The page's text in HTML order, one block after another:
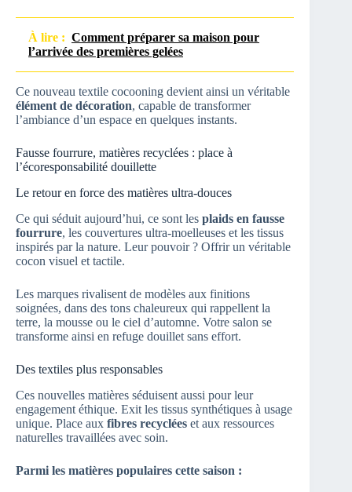
À lire : Comment préparer sa maison pour
l’arrivée des premières gelées
Ce nouveau textile cocooning devient ainsi un véritable
élément de décoration, capable de transformer
l’ambiance d’un espace en quelques instants.
Fausse fourrure, matières recyclées : place à
l’écoresponsabilité douillette
Le retour en force des matières ultra-douces
Ce qui séduit aujourd’hui, ce sont les plaids en fausse
fourrure, les couvertures ultra-moelleuses et les tissus
inspirés par la nature. Leur pouvoir ? Offrir un véritable
cocon visuel et tactile.
Les marques rivalisent de modèles aux finitions
soignées, dans des tons chaleureux qui rappellent la
terre, la mousse ou le ciel d’automne. Votre salon se
transforme ainsi en refuge douillet sans effort.
Des textiles plus responsables
Ces nouvelles matières séduisent aussi pour leur
engagement éthique. Exit les tissus synthétiques à usage
unique. Place aux fibres recyclées et aux ressources
naturelles travaillées avec soin.
Parmi les matières populaires cette saison :